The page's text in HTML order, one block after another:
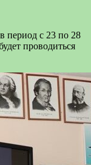
период с 23 по 28
проводиться